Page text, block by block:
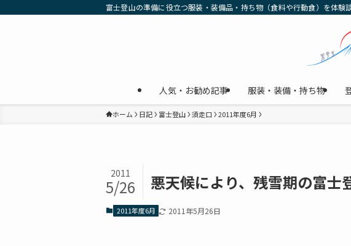
富士登山の準備に役立つ服装・装備品・持ち物（食料や行動食）を体
人気・お勧め記事 服装・装備・持ち物
ホーム 日記 富士登山 須走口 2011年度6月
悪天候により、残雪期の富士
2011
5/26
2011年度6月 2011年5月26日